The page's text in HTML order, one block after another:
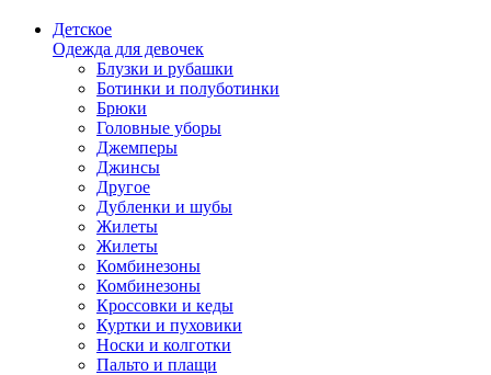
Детское
Одежда для девочек
Блузки и рубашки
Ботинки и полуботинки
Брюки
Головные уборы
Джемперы
Джинсы
Другое
Дубленки и шубы
Жилеты
Жилеты
Комбинезоны
Комбинезоны
Кроссовки и кеды
Куртки и пуховики
Носки и колготки
Пальто и плащи